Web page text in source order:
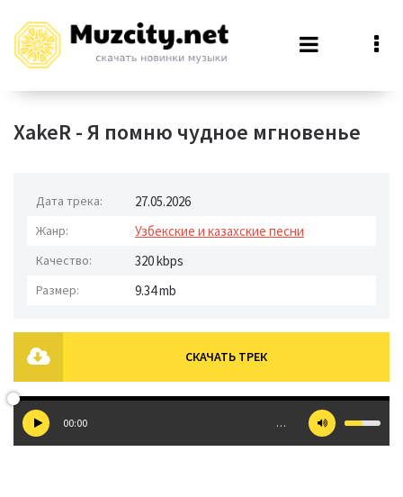
XakeR - Я помню чудное мгновенье
Дата трека: 27.05.2026
Жанр: Узбекские и казахские песни
Качество: 320 kbps
Размер: 9.34 mb
СКАЧАТЬ ТРЕК
00:00 …